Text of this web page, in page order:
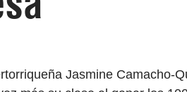
Jasmine Camacho-